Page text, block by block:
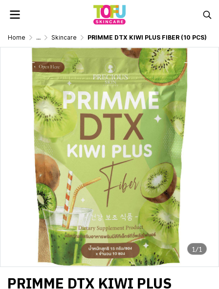
Home ... Skincare PRIMME DTX KIWI PLUS FIBER (10 PCS)
1/1
PRIMME DTX KIWI PLUS